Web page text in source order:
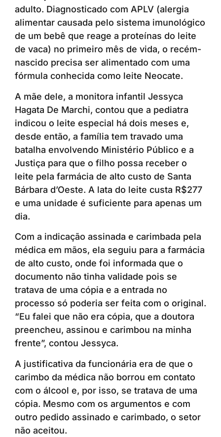
adulto. Diagnosticado com APLV (alergia
alimentar causada pelo sistema imunológico
de um bebê que reage a proteínas do leite
de vaca) no primeiro mês de vida, o recém-
nascido precisa ser alimentado com uma
fórmula conhecida como leite Neocate.
A mãe dele, a monitora infantil Jessyca
Hagata De Marchi, contou que a pediatra
indicou o leite especial há dois meses e,
desde então, a família tem travado uma
batalha envolvendo Ministério Público e a
Justiça para que o filho possa receber o
leite pela farmácia de alto custo de Santa
Bárbara d’Oeste. A lata do leite custa R$277
e uma unidade é suficiente para apenas um
dia.
Com a indicação assinada e carimbada pela
médica em mãos, ela seguiu para a farmácia
de alto custo, onde foi informada que o
documento não tinha validade pois se
tratava de uma cópia e a entrada no
processo só poderia ser feita com o original.
“Eu falei que não era cópia, que a doutora
preencheu, assinou e carimbou na minha
frente”, contou Jessyca.
A justificativa da funcionária era de que o
carimbo da médica não borrou em contato
com o álcool e, por isso, se tratava de uma
cópia. Mesmo com os argumentos e com
outro pedido assinado e carimbado, o setor
não aceitou.